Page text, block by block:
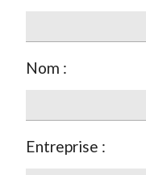
Nom :
Entreprise :